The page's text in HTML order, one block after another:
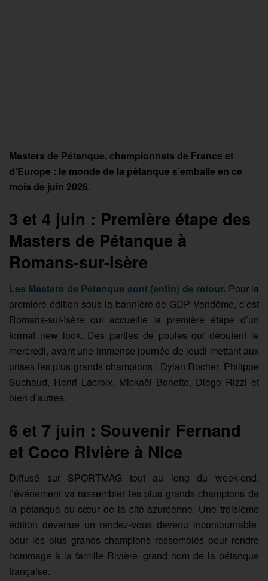
Masters de Pétanque, championnats de France et
d’Europe : le monde de la pétanque s’emballe en ce
mois de juin 2026.
3 et 4 juin : Première étape des
Masters de Pétanque à
Romans-sur-Isère
Les Masters de Pétanque sont (enfin) de retour. Pour la
première édition sous la bannière de GDP Vendôme, c’est
Romans-sur-Isère qui accueille la première étape d’un
format new look. Des parties de poules qui débutent le
mercredi, avant une immense journée de jeudi mettant aux
prises les plus grands champions : Dylan Rocher, Philippe
Suchaud, Henri Lacroix, Mickaël Bonetto, Diego Rizzi et
bien d’autres.
6 et 7 juin : Souvenir Fernand
et Coco Rivière à Nice
Diffusé sur SPORTMAG tout au long du week-end,
l’événement va rassembler les plus grands champions de
la pétanque au cœur de la cité azuréenne. Une troisième
édition devenue un rendez-vous devenu incontournable
pour les plus grands champions rassemblés pour rendre
hommage à la famille Rivière, grand nom de la pétanque
française.